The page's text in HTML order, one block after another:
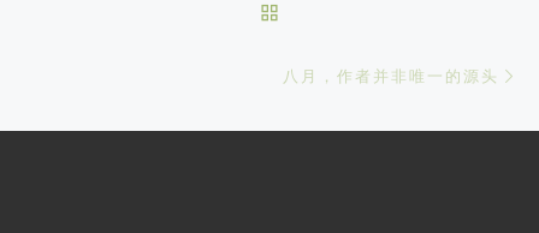
八月，作者并非唯一的源头